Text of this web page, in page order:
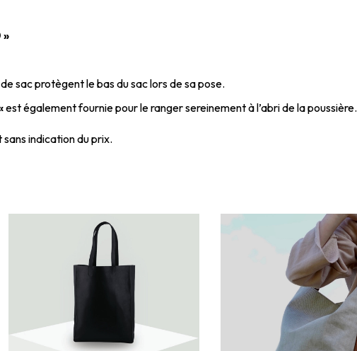
»
sac protègent le bas du sac lors de sa pose.
est également fournie pour le ranger sereinement à l’abri de la poussière.
indication du prix.